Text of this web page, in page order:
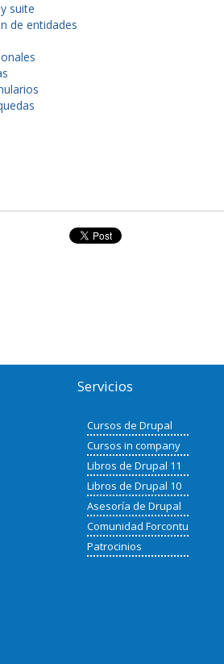
suite
de entidades
Servicios
Cursos de Drupal
Cursos in company
Libros de Drupal 11
Libros de Drupal 10
Asesoría de Drupal
Comunidad Forcontu
Patrocinios